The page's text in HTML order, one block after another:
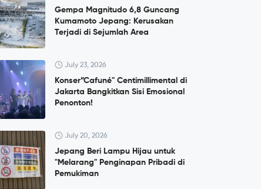
Gempa Magnitudo 6,8 Guncang
Kumamoto Jepang: Kerusakan
Terjadi di Sejumlah Area
July 23, 2026
Konser”Cafuné" Centimillimental di
Jakarta Bangkitkan Sisi Emosional
Penonton!
July 20, 2026
Jepang Beri Lampu Hijau untuk
"Melarang" Penginapan Pribadi di
Pemukiman